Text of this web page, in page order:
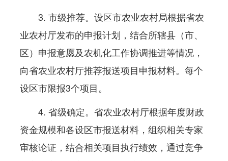
3. 市级推荐。设区市农业农村局根据省农
业农村厅发布的申报计划，结合所辖县（市、
区）申报意愿及农机化工作协调推进等情况，
向省农业农村厅推荐报送项目申报材料。每个
设区市限报3个项目。
4. 省级确定。省农业农村厅根据年度财政
资金规模和各设区市报送材料，组织相关专家
审核论证，结合相关项目执行绩效，通过竞争